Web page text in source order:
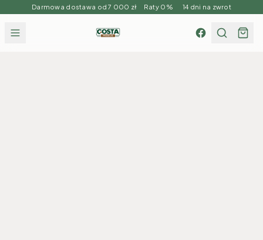
Darmowa dostawa od 7 000 zł Raty 0% 14 dni na zwrot